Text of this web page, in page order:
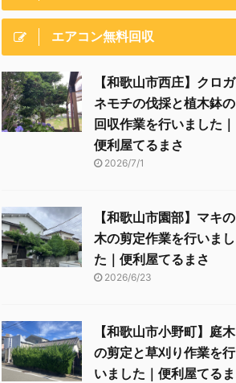
エアコン無料回収
【和歌山市西庄】クロガ
ネモチの伐採と植木鉢の
回収作業を行いました｜
便利屋てるまさ
2026/7/1
【和歌山市園部】マキの
木の剪定作業を行いまし
た｜便利屋てるまさ
2026/6/23
【和歌山市小野町】庭木
の剪定と草刈り作業を行
いました｜便利屋てるま